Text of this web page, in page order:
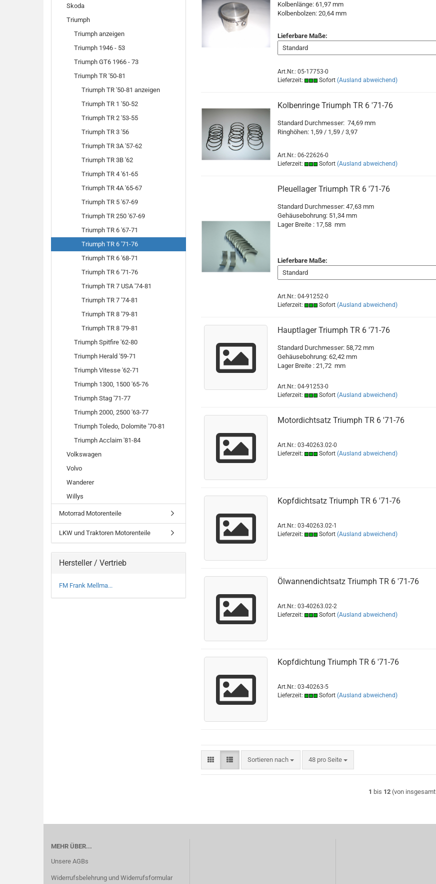
Kolbenlänge: 61,97 mm
Kolbenbolzen: 20,64 mm
Lieferbare Maße:
Art.Nr.: 05-17753-0
Lieferzeit:
Sofort (Ausland abweichend)
Kolbenringe Triumph TR 6 '71-76
Standard Durchmesser: 74,69 mm
Ringhöhen: 1,59 / 1,59 / 3,97
Art.Nr.: 06-22626-0
Lieferzeit:
Sofort (Ausland abweichend)
Pleuellager Triumph TR 6 '71-76
Standard Durchmesser: 47,63 mm
Gehäusebohrung: 51,34 mm
Lager Breite : 17,58 mm
Lieferbare Maße:
Art.Nr.: 04-91252-0
Lieferzeit:
Sofort (Ausland abweichend)
Hauptlager Triumph TR 6 '71-76
Standard Durchmesser: 58,72 mm
Gehäusebohrung: 62,42 mm
Lager Breite : 21,72 mm
Art.Nr.: 04-91253-0
Lieferzeit:
Sofort (Ausland abweichend)
Motordichtsatz Triumph TR 6 '71-76
Art.Nr.: 03-40263.02-0
Lieferzeit:
Sofort (Ausland abweichend)
Kopfdichtsatz Triumph TR 6 '71-76
Art.Nr.: 03-40263.02-1
Lieferzeit:
Sofort (Ausland abweichend)
Ölwannendichtsatz Triumph TR 6 '71-76
Art.Nr.: 03-40263.02-2
Lieferzeit:
Sofort (Ausland abweichend)
Kopfdichtung Triumph TR 6 '71-76
Art.Nr.: 03-40263-5
Lieferzeit:
Sofort (Ausland abweichend)
Sortieren nach
Sortieren nach 48 pro Seite
pro Seite
1 bis 12(von insgesamt
Skoda
Triumph
Triumph anzeigen
Triumph 1946 - 53
Triumph GT6 1966 - 73
Triumph TR '50-81
Triumph TR '50-81 anzeigen
Triumph TR 1 '50-52
Triumph TR 2 '53-55
Triumph TR 3 '56
Triumph TR 3A '57-62
Triumph TR 3B '62
Triumph TR 4 '61-65
Triumph TR 4A '65-67
Triumph TR 5 '67-69
Triumph TR 250 '67-69
Triumph TR 6 '67-71
Triumph TR 6 '71-76
Triumph TR 6 '68-71
Triumph TR 6 '71-76
Triumph TR 7 USA '74-81
Triumph TR 7 '74-81
Triumph TR 8 '79-81
Triumph TR 8 '79-81
Triumph Spitfire '62-80
Triumph Herald '59-71
Triumph Vitesse '62-71
Triumph 1300, 1500 '65-76
Triumph Stag '71-77
Triumph 2000, 2500 '63-77
Triumph Toledo, Dolomite '70-81
Triumph Acclaim '81-84
Volkswagen
Volvo
Wanderer
Willys
Motorrad Motorenteile
LKW und Traktoren Motorenteile
Hersteller / Vertrieb
FM Frank Mellma...
MEHR ÜBER...
Unsere AGBs
Widerrufsbelehrung und Widerrufsformular